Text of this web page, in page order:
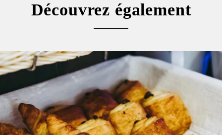
Découvrez également